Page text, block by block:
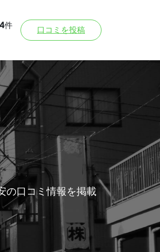
件 口コミを投稿
の口コミ情報を掲載